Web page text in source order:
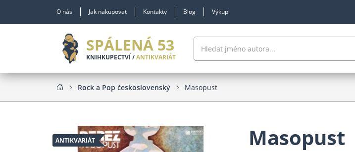
O nás Jak nakupovat Kontakty Blog Výkup
SPÁLENÁ 53
KNIHKUPECTVÍ /ANTIKVARIÁT
Rock a Pop československý Masopust
ANTIKVARIÁT Masopust